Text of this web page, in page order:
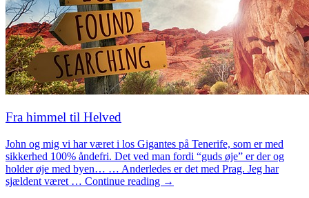
Fra himmel til Helved
John og mig vi har været i los Gigantes på Tenerife, som er med
sikkerhed 100% åndefri. Det ved man fordi “guds øje” er der og
holder øje med byen… … Anderledes er det med Prag. Jeg har
sjældent været … Continue reading →